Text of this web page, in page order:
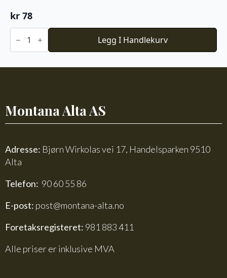
kr 78
Novita
Nalle
antall
Legg I Handlekurv
Montana Alta AS
Adresse: Bjørn Wirkolas vei 17, Handelsparken 9510
Alta
Telefon: 90 60 55 86
E-post: post@montana-alta.no
Foretaksregisteret: 981 883 411
Alle priser er inklusive MVA